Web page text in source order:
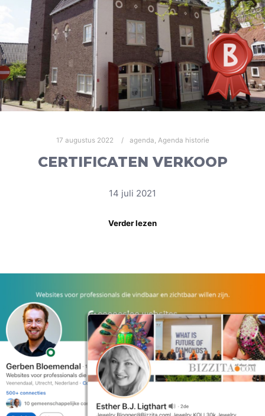
17 augustus 2022 agenda, Agenda historie
CERTIFICATEN VERKOOP
14 juli 2021
Verder lezen